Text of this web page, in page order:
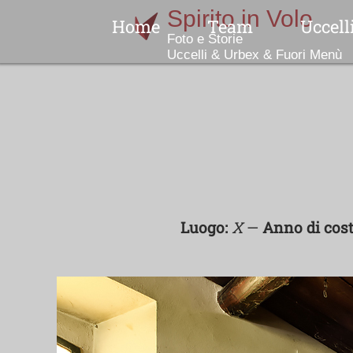
Home Team
Indice
Luogo: X— Anno di